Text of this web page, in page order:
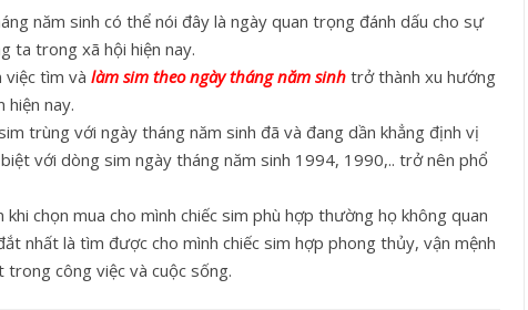
năm sinh có thể nói đây là ngày quan trọng đánh dấu cho sự
ta trong xã hội hiện nay.
việc tìm và làm sim theo ngày tháng năm sinh trở thành xu hướng
nay.
trùng với ngày tháng năm sinh đã và đang dần khẳng định vị
với dòng sim ngày tháng năm sinh 1994, 1990,.. trở nên phổ
chọn mua cho mình chiếc sim phù hợp thường họ không quan
nhất là tìm được cho mình chiếc sim hợp phong thủy, vận mệnh
trong công việc và cuộc sống.